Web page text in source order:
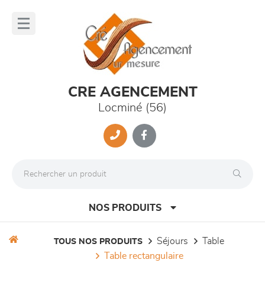
CRE AGENCEMENT
Locminé (56)
NOS PRODUITS
TOUS NOS PRODUITS séjours
table
table rectangulaire